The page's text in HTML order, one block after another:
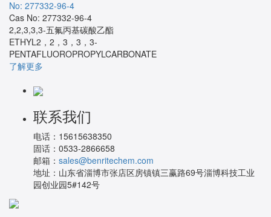
No: 277332-96-4
Cas No: 277332-96-4
2,2,3,3,3-五氟丙基碳酸乙酯
ETHYL2，2，3，3，3-
PENTAFLUOROPROPYLCARBONATE
了解更多
联系我们
电话： 15615638350
固话： 0533-2866658
邮箱： sales@benritechem.com
地址： 山东省淄博市张店区房镇镇三赢路69号淄博科技工业
园创业园5#142号